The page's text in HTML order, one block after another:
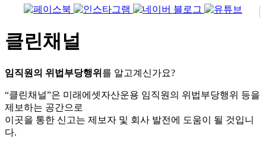
클린채널
임직원의 위법부당행위 를 알고계신가요?
“클린채널”은 미래에셋자산운용 임직원의 위법부당행위 등을
제보하는 공간으로
이곳을 통한 신고는 제보자 및 회사 발전에 도움이 될 것입니
다.